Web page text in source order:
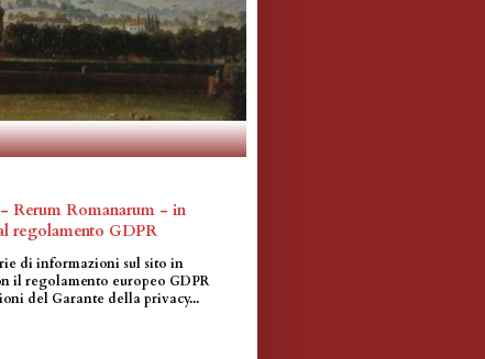
Rerum Romanarum - in
regolamento GDPR
di informazioni sul sito in
il regolamento europeo GDPR
del Garante della privacy...